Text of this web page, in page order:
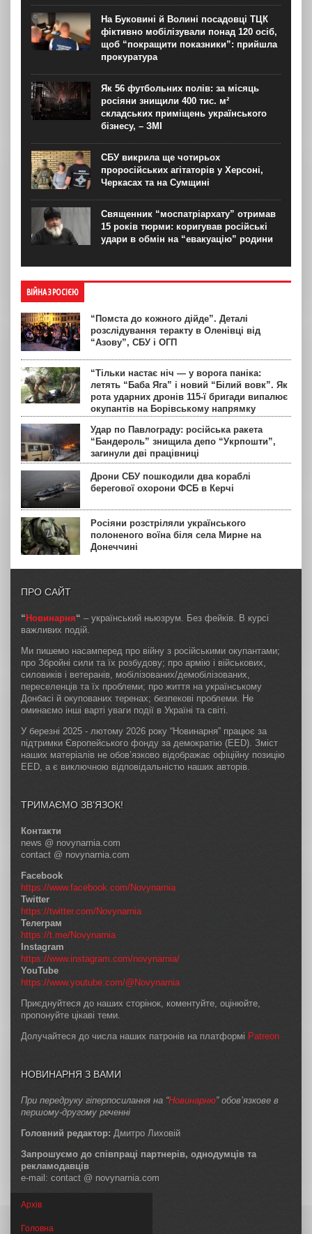
На Буковині й Волині посадовці ТЦК
фіктивно мобілізували понад 120 осіб,
щоб “покращити показники”: прийшла
прокуратура
Як 56 футбольних полів: за місяць
росіяни знищили 400 тис. м²
складських приміщень українського
бізнесу, – ЗМІ
СБУ викрила ще чотирьох
проросійських агітаторів у Херсоні,
Черкасах та на Сумщині
Священник “моспатріархату” отримав
15 років тюрми: коригував російські
удари в обмін на “евакуацію” родини
ВІЙНА З РОСІЄЮ
“Помста до кожного дійде”. Деталі
розслідування теракту в Оленівці від
“Азову”, СБУ і ОГП
“Тільки настає ніч — у ворога паніка:
летять “Баба Яга” і новий “Білий вовк”. Як
рота ударних дронів 115-ї бригади випалює
окупантів на Борівському напрямку
Удар по Павлограду: російська ракета
“Бандероль” знищила депо “Укрпошти”,
загинули дві працівниці
Дрони СБУ пошкодили два кораблі
берегової охорони ФСБ в Керчі
Росіяни розстріляли українського
полоненого воїна біля села Мирне на
Донеччині
ПРО САЙТ
“ Новинарня“ – український ньюзрум. Без фейків. В курсі
важливих подій.
Ми пишемо насамперед про війну з російськими окупантами;
про Збройні сили та їх розбудову; про армію і військових,
силовиків і ветеранів, мобілізованих/демобілізованих,
переселенців та їх проблеми; про життя на українському
Донбасі й окупованих теренах; безпекові проблеми. Не
оминаємо інші варті уваги події в Україні та світі.
У березні 2025 - лютому 2026 року “Новинарня” працює за
підтримки Європейського фонду за демократію (EED). Зміст
наших матеріалів не обов’язково відображає офіційну позицію
EED, а є виключною відповідальністю наших авторів.
ТРИМАЄМО ЗВ’ЯЗОК!
Контакти
news @ novynarnia.com
contact @ novynarnia.com
Facebook
https://www.facebook.com/Novynarnia
Twitter
https://twitter.com/Novynarnia
Телеграм
https://t.me/Novynarnia
Instagram
https://www.instagram.com/novynarnia/
YouTube
https://www.youtube.com/@Novynarnia
Приєднуйтеся до наших сторінок, коментуйте, оцінюйте,
пропонуйте цікаві теми.
Долучайтеся до числа наших патронів на платформі Patreon
НОВИНАРНЯ З ВАМИ
При передруку гіперпосилання на “Новинарню” обов’язкове в
першому-другому реченні
Головний редактор: Дмитро Лиховій
Запрошуємо до співпраці партнерів, однодумців та
рекламодавців
e-mail: contact @ novynarnia.com
Архів
Головна